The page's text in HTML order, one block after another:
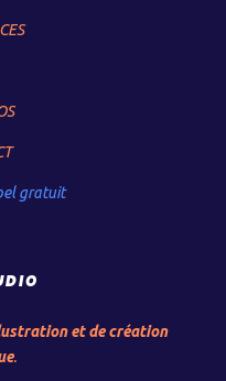
gratuit
et de création
.